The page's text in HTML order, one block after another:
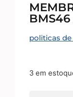
politicas
3 em